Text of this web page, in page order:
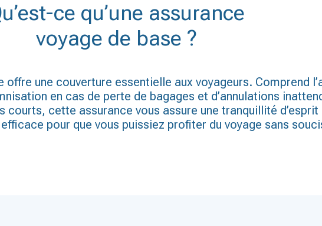
ce qu’une assurance
voyage de base ?
offre une couverture essentielle aux voyageurs. Comprend
en cas de perte de bagages et d’annulations
courts, cette assurance vous assure une tranquillité d’esprit
pour que vous puissiez profiter du voyage sans